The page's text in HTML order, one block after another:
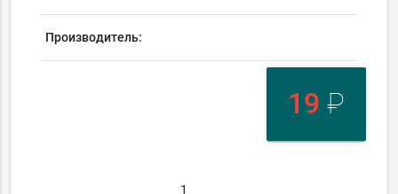
Производитель:
19 ₽